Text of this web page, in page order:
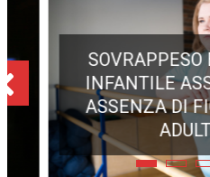
ECLISSE
AGOSTO
POTRÀ